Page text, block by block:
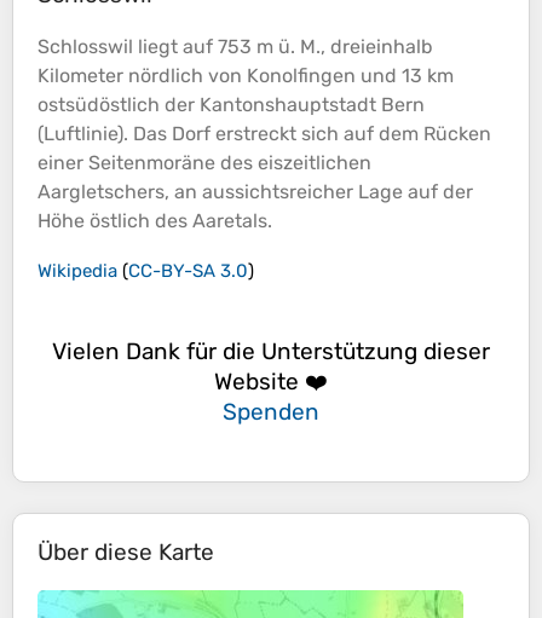
Schlosswil liegt auf 753 m ü. M., dreieinhalb
Kilometer nördlich von Konolfingen und 13 km
ostsüdöstlich der Kantonshauptstadt Bern
(Luftlinie). Das Dorf erstreckt sich auf dem Rücken
einer Seitenmoräne des eiszeitlichen
Aargletschers, an aussichtsreicher Lage auf der
Höhe östlich des Aaretals.
Wikipedia (CC-BY-SA 3.0)
Vielen Dank für die Unterstützung dieser
Website ❤️
Spenden
Über diese Karte